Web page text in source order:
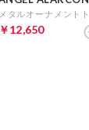
￥12,650